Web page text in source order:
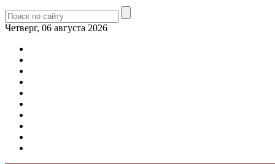
Четверг, 06 августа 2026